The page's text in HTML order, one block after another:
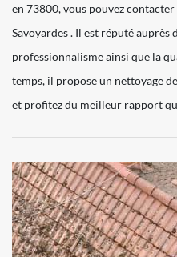
en 73800, vous pouvez
Savoyardes . Il est réputé auprès
professionnalisme ainsi que la
temps, il propose un nettoyage
et profitez du meilleur rapport